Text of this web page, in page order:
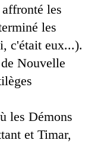
les
les
c'était eux...).
Nouvelle
les Démons
et Timar,